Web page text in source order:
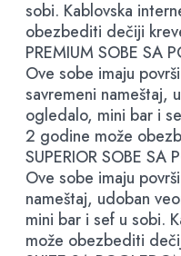
sobi. Kablovska
obezbediti dečiji
PREMIUM SOBE SA
Ove sobe imaju
savremeni nameštaj,
ogledalo, mini bar i
2 godine može
SUPERIOR SOBE SA
Ove sobe imaju
nameštaj, udoban
mini bar i sef u sobi.
može obezbediti